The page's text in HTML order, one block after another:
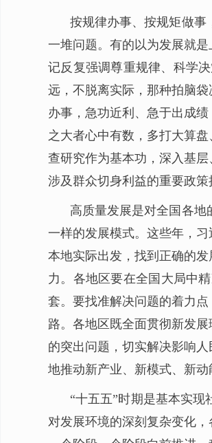
按规律办事、按规矩做事
一堆问题。有的以为发展就
记反复强调尊重规律、科学
远，不脱离实际，那种拍脑
办事，急功近利、急于出成
之大者心中有数，多打大算
查研究作为基本功，深入基
涉及群众切身利益的重要政策
高质量发展是对全国各地
一样的发展模式。这些年，
本地实际出发，找到正确的
力。各地区要在全国大局中
套。要找准解决问题的着力
路。各地区既全面贯彻新发
的突出问题，切实解决影响
地推动新产业、新模式、新
“十五五”时期是基本实
对发展环境的深刻复杂变化